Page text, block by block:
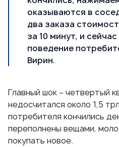
оказываются в
два заказа
за 10 минут, и
поведение
Вирин.
Главный шок – четвертый
недосчитался около 1,5
потребителя кончились
переполнены вещами,
покупать новое.